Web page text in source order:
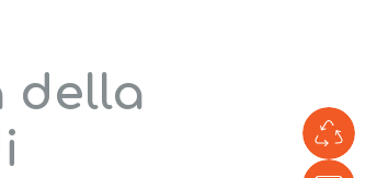
della